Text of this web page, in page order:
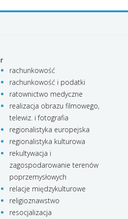
r
rachunkowość
rachunkowość i podatki
ratownictwo medyczne
realizacja obrazu filmowego,
telewiz. i fotografia
regionalistyka europejska
regionalistyka kulturowa
rekultywacja i
zagospodarowanie terenów
poprzemysłowych
relacje międzykulturowe
religioznawstwo
resocjalizacja